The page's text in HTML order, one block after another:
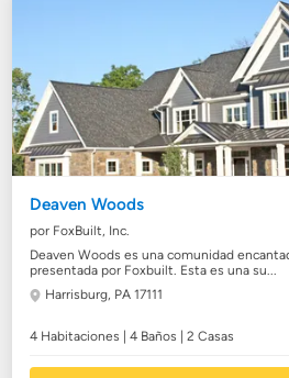
Deaven Woods
por FoxBuilt, Inc.
Deaven Woods es una comunidad
presentada por Foxbuilt. Esta es una su...
Harrisburg, PA 17111
4 Habitaciones | 4 Baños | 2 Casas